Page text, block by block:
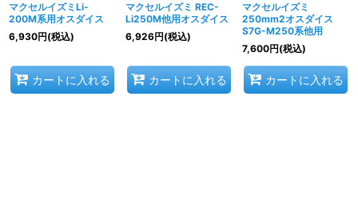
マクセルイズミLi-
200M系用オスダイス
6,930円(税込)
カートに入れる
マクセルイズミ REC-
Li250M他用オスダイス
6,926円(税込)
カートに入れる
マクセルイズミ
250mm2オスダイス
S7G-M250系他用
7,600円(税込)
カートに入れる